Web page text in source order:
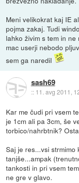
Meni velikokrat kaj IE
pojma zakaj. Tudi
lahko živim s tem in
mac userji nebodo
sem ga naredil
sash69
:: 11. avg 2011,
Kar me čudi pri vsem
je 1cm ali pa 3cm, še
torbico/nahrbtnik?
Saj je res...vsi
tanjše...ampak
tankosti in pri vsem
ne gre v glavo.